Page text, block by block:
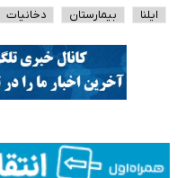
ایلنا بیمارستان دخانیات